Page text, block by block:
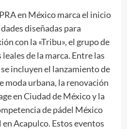
en México marca el inicio
diseñadas para
con la «Tribu», el grupo de
de la marca. Entre las
incluyen el lanzamiento de
moda urbana, la renovación
en Ciudad de México y la
de pádel México
Acapulco. Estos eventos